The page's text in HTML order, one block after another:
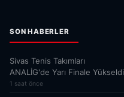
SON HABERLER
Sivas Tenis Takımları
ANALİG'de Yarı Finale Yükseldi
1 saat önce